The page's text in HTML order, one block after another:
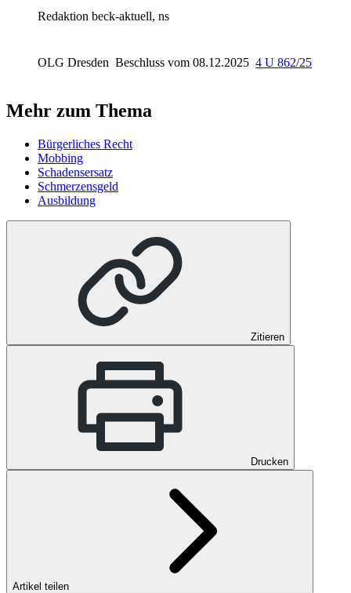
Redaktion beck-aktuell, ns
OLG Dresden Beschluss vom 08.12.2025 4 U 862/25
Mehr zum Thema
Bürgerliches Recht
Mobbing
Schadensersatz
Schmerzensgeld
Ausbildung
Zitieren
Drucken
Artikel teilen